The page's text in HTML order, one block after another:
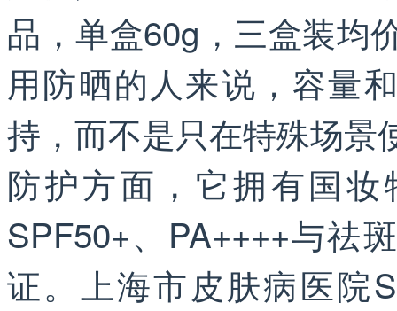
品，单盒60g，三盒装均
用防晒的人来说，容量
持，而不是只在特殊场景
防护方面，它拥有国妆
SPF50+、PA++++与祛
证。上海市皮肤病医院